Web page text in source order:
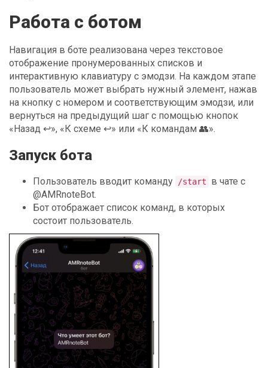
Работа с ботом
Навигация в боте реализована через текстовое
отображение пронумерованных списков и
интерактивную клавиатуру с эмодзи. На каждом этапе
пользователь может выбрать нужный элемент, нажав
на кнопку с номером и соответствующим эмодзи, или
вернуться на предыдущий шаг с помощью кнопок
«Назад ↩️», «К схеме ↩️» или «К командам 👥».
Запуск бота
Пользователь вводит команду /start
в чате с
@AMRnoteBot.
Бот отображает список команд, в которых
состоит пользователь.